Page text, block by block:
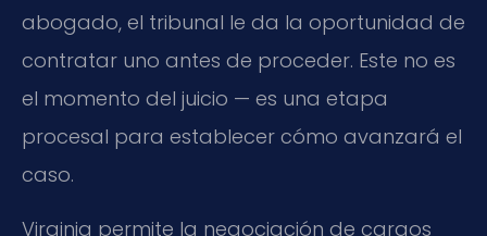
abogado, el tribunal le da la oportunidad de
contratar uno antes de proceder. Este no es
el momento del juicio — es una etapa
procesal para establecer cómo avanzará el
caso.
Virginia permite la negociación de cargos